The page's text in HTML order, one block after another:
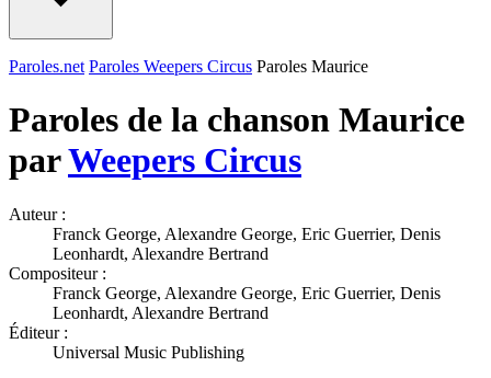
Paroles.net Paroles Weepers Circus Paroles Maurice
Paroles de la chanson Maurice
parWeepers Circus
Auteur :
Franck George, Alexandre George, Eric Guerrier, Denis
Leonhardt, Alexandre Bertrand
Compositeur :
Franck George, Alexandre George, Eric Guerrier, Denis
Leonhardt, Alexandre Bertrand
Éditeur :
Universal Music Publishing